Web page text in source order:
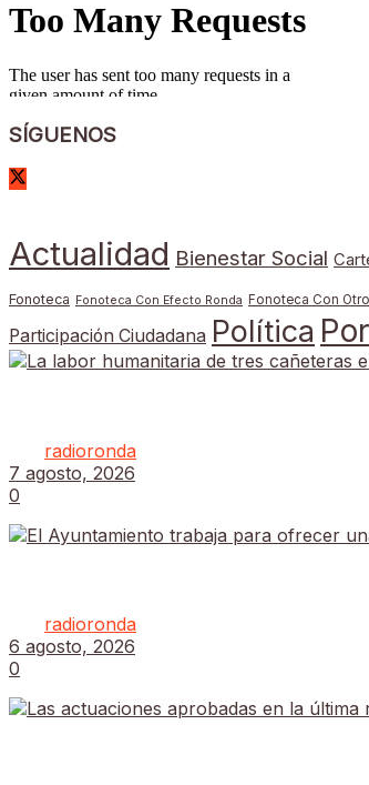
SÍGUENOS
Actualidad Bienestar Social
Fonoteca Fonoteca Con Efecto Ronda Fonoteca Con
Participación Ciudadana Política
radioronda
7 agosto, 2026
0
radioronda
6 agosto, 2026
0